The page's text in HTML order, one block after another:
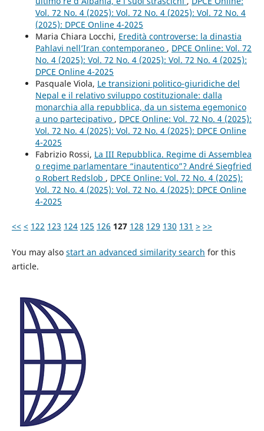
Vol. 72 No. 4 (2025): Vol. 72 No. 4 (2025): Vol. 72 No. 4
(2025): DPCE Online 4-2025
Maria Chiara Locchi, Eredità controverse: la dinastia
Pahlavi nell’Iran contemporaneo , DPCE Online: Vol. 72
No. 4 (2025): Vol. 72 No. 4 (2025): Vol. 72 No. 4 (2025):
DPCE Online 4-2025
Pasquale Viola, Le transizioni politico-giuridiche del
Nepal e il relativo sviluppo costituzionale: dalla
monarchia alla repubblica, da un sistema egemonico
a uno partecipativo , DPCE Online: Vol. 72 No. 4 (2025):
Vol. 72 No. 4 (2025): Vol. 72 No. 4 (2025): DPCE Online
4-2025
Fabrizio Rossi, La III Repubblica. Regime di Assemblea
o regime parlamentare “inautentico”? André Siegfried
o Robert Redslob , DPCE Online: Vol. 72 No. 4 (2025):
Vol. 72 No. 4 (2025): Vol. 72 No. 4 (2025): DPCE Online
4-2025
<< < 122 123 124 125 126 127 128 129 130 131 > >>
You may also start an advanced similarity search for this
article.